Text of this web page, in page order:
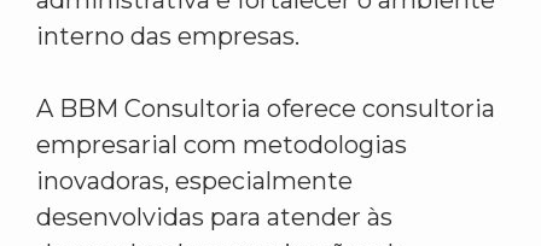
interno das empresas.
A BBM Consultoria oferece consultoria
empresarial com metodologias
inovadoras, especialmente
desenvolvidas para atender às